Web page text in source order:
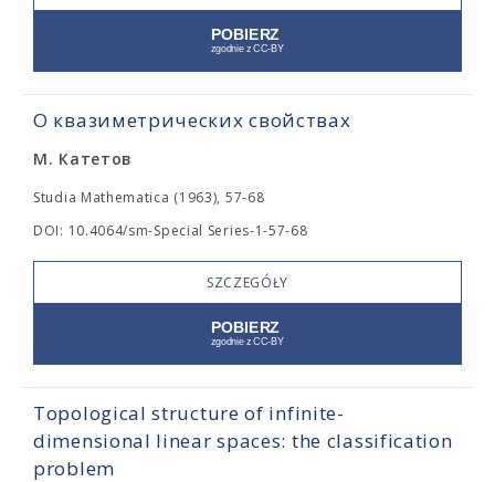
О квазиметрических свойствах
М. Катетов
Studia Mathematica (1963), 57-68
DOI: 10.4064/sm-Special Series-1-57-68
SZCZEGÓŁY
Topological structure of infinite-
dimensional linear spaces: the classification
problem